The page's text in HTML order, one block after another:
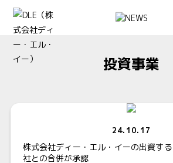
投資事業
24.10.17
株式会社ディー・エル・イーの出資す
社との合併が承認